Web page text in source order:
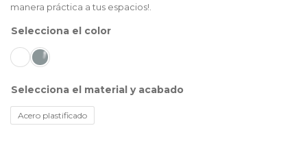
manera práctica a tus espacios!.
color
material y acabado
Acero plastificado